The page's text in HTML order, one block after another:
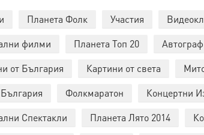
Планета Фолк Участия
филми
Планета Топ 20 Автограф
от България
Картини от света
Фолкмаратон Концертни
Спектакли
Планета Лято 2014